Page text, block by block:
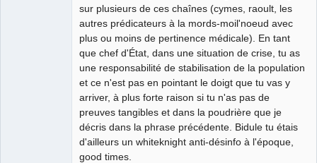
sur plusieurs de ces chaînes (cymes, raoult, les
autres prédicateurs à la mords-moil'noeud avec
plus ou moins de pertinence médicale). En tant
que chef d'État, dans une situation de crise, tu as
une responsabilité de stabilisation de la population
et ce n'est pas en pointant le doigt que tu vas y
arriver, à plus forte raison si tu n'as pas de
preuves tangibles et dans la poudrière que je
décris dans la phrase précédente. Bidule tu étais
d'ailleurs un whiteknight anti-désinfo à l'époque,
good times.